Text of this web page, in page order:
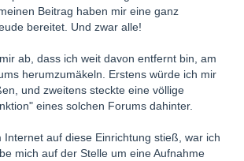
Beitrag haben mir eine ganz
bereitet. Und zwar alle!
ab, dass ich weit davon entfernt bin, am
herumzumäkeln. Erstens würde ich mir
und zweitens steckte eine völlige
eines solchen Forums dahinter.
Internet auf diese Einrichtung stieß, war ich
mich auf der Stelle um eine Aufnahme